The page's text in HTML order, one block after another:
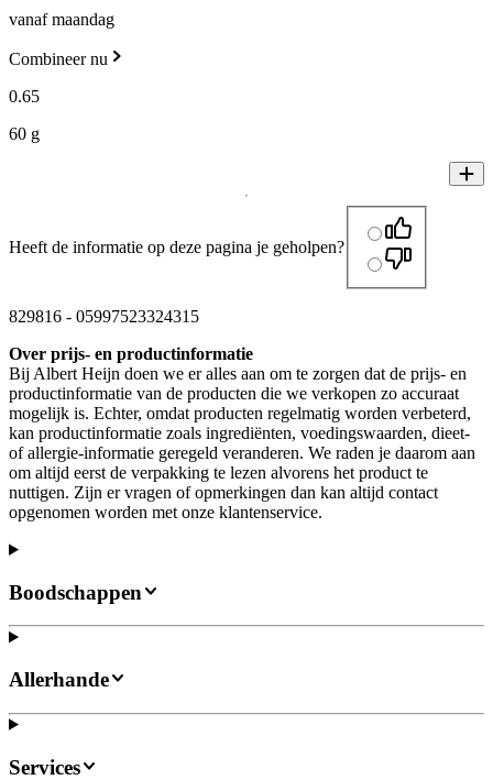
vanaf maandag
Combineer nu
0.65
60 g
Heeft de informatie op deze pagina je geholpen?
829816 - 05997523324315
Over prijs- en productinformatie
Bij Albert Heijn doen we er alles aan om te zorgen dat de prijs- en
productinformatie van de producten die we verkopen zo accuraat
mogelijk is. Echter, omdat producten regelmatig worden verbeterd,
kan productinformatie zoals ingrediënten, voedingswaarden, dieet-
of allergie-informatie geregeld veranderen. We raden je daarom aan
om altijd eerst de verpakking te lezen alvorens het product te
nuttigen. Zijn er vragen of opmerkingen dan kan altijd contact
opgenomen worden met onze klantenservice.
Boodschappen
Allerhande
Services